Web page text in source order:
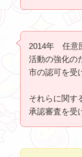
2014年 任意
活動の強化の
市の認可を受
それらに関す
承認審査を受